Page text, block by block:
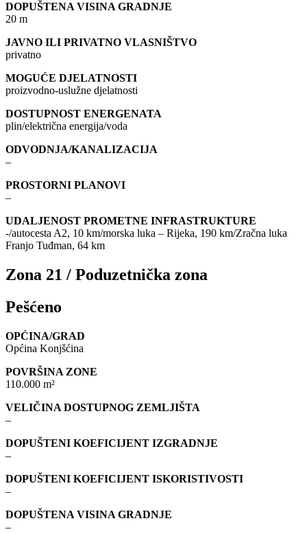
DOPUŠTENA VISINA GRADNJE
20 m
JAVNO ILI PRIVATNO VLASNIŠTVO
privatno
MOGUĆE DJELATNOSTI
proizvodno-uslužne djelatnosti
DOSTUPNOST ENERGENATA
plin/električna energija/voda
ODVODNJA/KANALIZACIJA
–
PROSTORNI PLANOVI
–
UDALJENOST PROMETNE INFRASTRUKTURE
-/autocesta A2, 10 km/morska luka – Rijeka, 190 km/Zračna luka
Franjo Tuđman, 64 km
Zona 21 / Poduzetnička zona
Pešćeno
OPĆINA/GRAD
Općina Konjšćina
POVRŠINA ZONE
110.000 m²
VELIČINA DOSTUPNOG ZEMLJIŠTA
–
DOPUŠTENI KOEFICIJENT IZGRADNJE
–
DOPUŠTENI KOEFICIJENT ISKORISTIVOSTI
–
DOPUŠTENA VISINA GRADNJE
–